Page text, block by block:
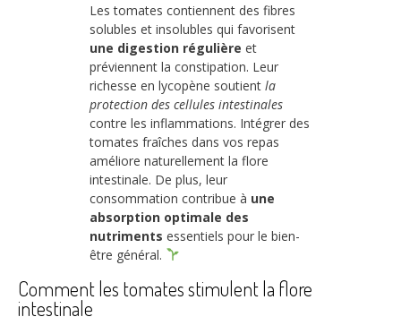
Les tomates contiennent des fibres
solubles et insolubles qui favorisent
une digestion régulière et
préviennent la constipation. Leur
richesse en lycopène soutient la
protection des cellules intestinales
contre les inflammations. Intégrer des
tomates fraîches dans vos repas
améliore naturellement la flore
intestinale. De plus, leur
consommation contribue à une
absorption optimale des
nutriments essentiels pour le bien-
être général.
Comment les tomates stimulent la flore
intestinale